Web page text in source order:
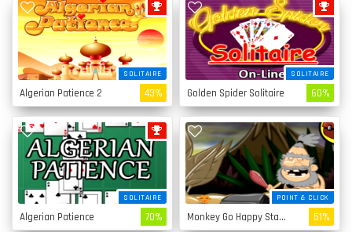
SOLITAIRE
Algerian Patience 2 43%
SOLITAIRE
Golden Spider Solitaire 60%
SOLITAIRE
Algerian Patience 70%
POINT & CLICK
Monkey Go Happy Stage 4 51%